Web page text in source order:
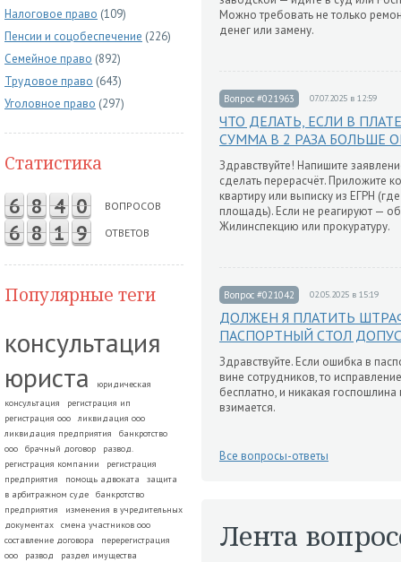
Налоговое право (109)
Пенсии и соцобеспечение (226)
Семейное право (892)
Трудовое право (643)
Уголовное право (297)
Статистика
6 8 4 0 ВОПРОСОВ
6 8 1 9 ОТВЕТОВ
Популярные теги
консультация
юриста
юридическая
консультация
регистрация ип
регистрация ооо
ликвидация ооо
ликвидация предприятия
банкротство
ооо
брачный договор
развод.
регистрация компании
регистрация
предприятия
помощь адвоката
защита
в арбитражном суде
банкротство
предприятия
изменения в учредительных
документах
смена участников ооо
составление договора
перерегистрация
ооо
развод раздел имущества
Можно требовать не только
денег или замену.
Вопрос #021963 07.07.2025 в 12:59
ЧТО ДЕЛАТЬ, ЕСЛИ В
СУММА В 2 РАЗА БОЛЬШЕ
Здравствуйте! Напишите
сделать перерасчёт. Приложите
квартиру или выписку из ЕГРН
площадь). Если не реагируют —
Жилинспекцию или прокуратуру.
Вопрос #021042 02.05.2025 в 15:19
ДОЛЖЕН Я ПЛАТИТЬ
ПАСПОРТНЫЙ СТОЛ
Здравствуйте. Если ошибка в
вине сотрудников, то
бесплатно, и никакая
взимается.
Все вопросы-ответы
Лента